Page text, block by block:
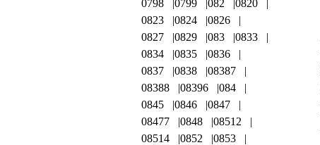
0798
0799 082
0820
0823
0824
0826
0827
0829 083
0833
0834
0835
0836
0837
0838
08387
08388
08396
084
0845
0846
0847
08477
0848
08512
08514
0852
0853